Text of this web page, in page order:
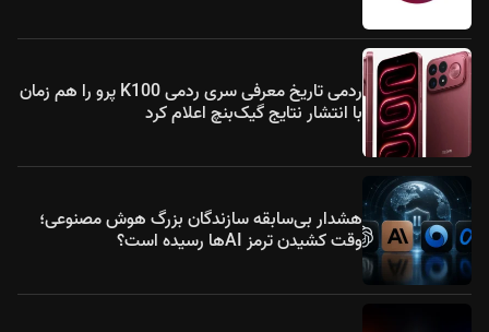
ردمی تاریخ معرفی سری ردمی K100 پرو را هم زمان
با انتشار نتایج گیک‌بنچ اعلام کرد
هشدار بی‌سابقه سازندگان بزرگ هوش مصنوعی؛
وقت کشیدن ترمز AIها رسیده است؟